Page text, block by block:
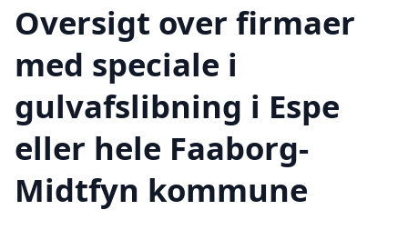
Oversigt over firmaer
med speciale i
gulvafslibning i Espe
eller hele Faaborg-
Midtfyn kommune